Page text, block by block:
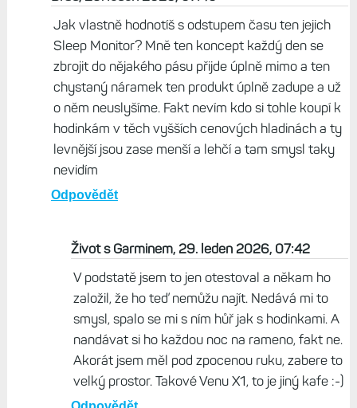
Život s Garminem, 29. leden 2026, 07:00
Garmin zatím funguje tak, že svoje zařízení prodává a
běžné funkce jsou zdarma. Index Sleep Monitor také
nemá předplatné, takže tomu nevěřím ani tady.
Odpovědět
Brad, 29. leden 2026, 07:40
Sleep Monitor? Mně ten koncept každý den se
chystaný náramek ten produkt úplně zadupe a už
o něm neuslyšíme. Fakt nevím kdo si tohle koupí k
hodinkám v těch vyšších cenových hladinách a ty
levnější jsou zase menší a lehčí a tam smysl taky
nevidím
Odpovědět